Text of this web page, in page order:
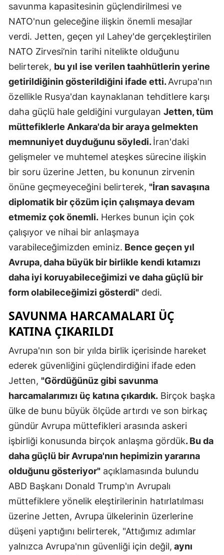
Mersin
İzmir
Kars
Kastamonu
Kayseri
Kırklareli
Kırşehir
Kocaeli
Konya
Malatya
Manisa
Muş
Niğde
Ordu
Rize
Sakarya
Siirt
Sinop
Sivas
savunma kapasitesinin güçlendirilmesi ve
NATO'nun geleceğine ilişkin önemli mesajlar
verdi. Jetten, geçen yıl Lahey'de gerçekleştirilen
NATO Zirvesi’nin tarihi nitelikte olduğunu
belirterek, bu yıl ise verilen taahhütlerin yerine
getirildiğinin gösterildiğini ifade etti.Avrupa'nın
özellikle Rusya'dan kaynaklanan tehditlere karşı
daha güçlü hale geldiğini vurgulayan Jetten, tüm
müttefiklerle Ankara'da bir araya gelmekten
memnuniyet duyduğunu söyledi.İran'daki
gelişmeler ve muhtemel ateşkes sürecine ilişkin
bir soru üzerine Jetten, bu konunun zirvenin
önüne geçmeyeceğini belirterek, "İran savaşına
diplomatik bir çözüm için çalışmaya devam
etmemiz çok önemli. Herkes bunun için çok
çalışıyor ve nihai bir anlaşmaya
varabileceğimizden eminiz. Bence geçen yıl
Avrupa, daha büyük bir birlikle kendi kıtamızı
daha iyi koruyabileceğimizi ve daha güçlü bir
form olabileceğimizi gösterdi" dedi.
SAVUNMA HARCAMALARI ÜÇ
KATINA ÇIKARILDI
Avrupa'nın son bir yılda birlik içerisinde hareket
ederek güvenliğini güçlendirdiğini ifade eden
Jetten, "Gördüğünüz gibi savunma
harcamalarımızı üç katına çıkardık. Birçok başka
ülke de bunu büyük ölçüde artırdı ve son birkaç
gündür Avrupa müttefikleri arasında askeri
işbirliği konusunda birçok anlaşma gördük. Bu da
daha güçlü bir Avrupa'nın hepimizin yararına
olduğunu gösteriyor" açıklamasında bulundu
ABD Başkanı Donald Trump'ın Avrupalı
müttefiklere yönelik eleştirilerinin hatırlatılması
üzerine Jetten, Avrupa ülkelerinin üzerlerine
düşeni yaptığını belirterek, "Attığımız adımlar
yalnızca Avrupa'nın güvenliği için değil, aynı